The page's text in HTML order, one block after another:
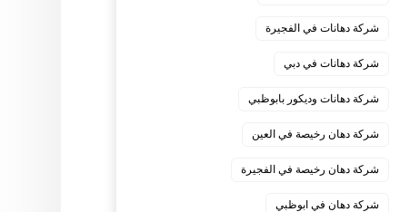
شركة دهانات في الفجيرة
شركة دهانات في دبي
شركة دهانات وديكور بابوظبي
شركة دهان رخيصة في العين
شركة دهان رخيصة في الفجيرة
شركة دهان في ابوظبي